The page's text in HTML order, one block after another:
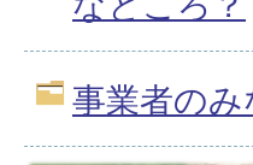
事業者の